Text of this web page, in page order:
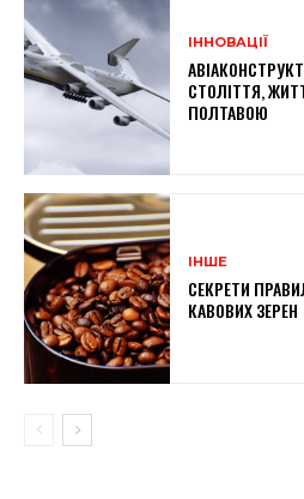
ІННОВАЦІЇ
СТОЛІТТЯ,
ПОЛТАВОЮ
ІНШЕ
СЕКРЕТИ
КАВОВИХ ЗЕРЕН